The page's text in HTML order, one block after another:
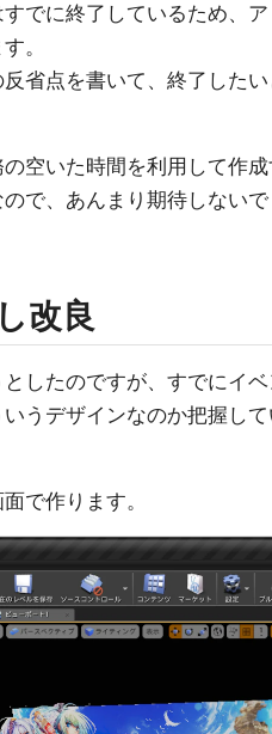
でに終了しているため、
。
省点を書いて、終了したい
空いた時間を利用して作
で、あんまり期待しないで
改良
したのですが、すでにイ
うデザインなのか把握し
で作ります。